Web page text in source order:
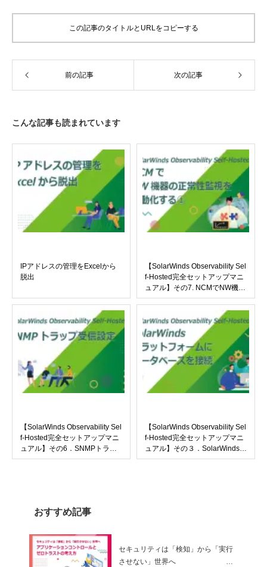
この記事のタイトルとURLをコピーする
前の記事 次の記事
こんな記事も読まれています
IPアドレスの管理をExcelから
脱出
【SolarWinds Observability Sel
f-Hosted完全セットアップマニ
ュアル】その7. NCMでNW機器
の正常性監視を自動化する①
【SolarWinds Observability Sel
f-Hosted完全セットアップマニ
ュアル】その6．SNMPトラッ
プ・Syslogメッセージ受信設定
【SolarWinds Observability Sel
f-Hosted完全セットアップマニ
ュアル】その３．SolarWindsプ
ラットフォームにデータベース
おすすめ記事
セキュリティは「検知」から「実行
させない」世界へ